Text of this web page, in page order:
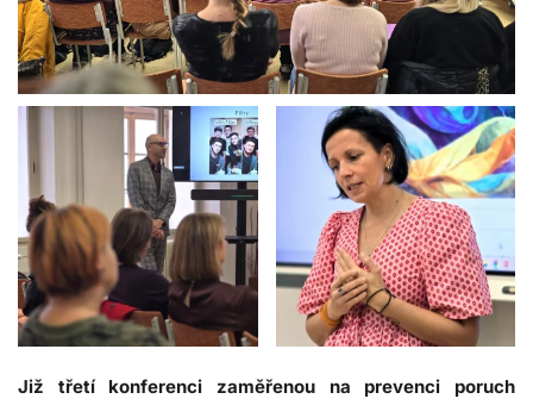
Již třetí konferenci zaměřenou na prevenci poruch